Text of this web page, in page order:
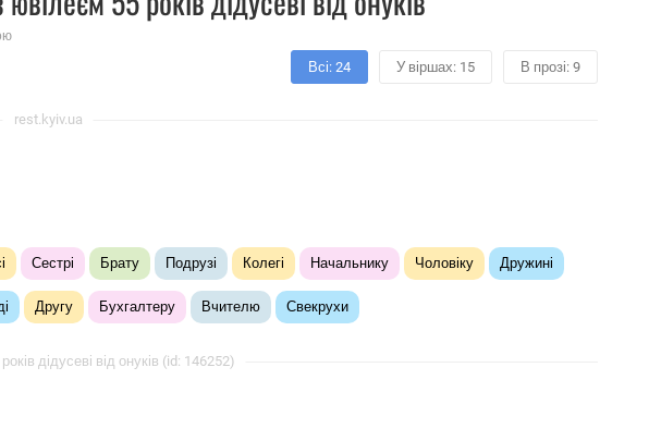
Всі: 24 У віршах: 15 В прозі: 9
rest.kyiv.ua
Сестрі Брату Подрузі Колегі Начальнику Чоловіку Дружині
Другу Бухгалтеру Вчителю Свекрухи
дідусеві від онуків (id: 146252)